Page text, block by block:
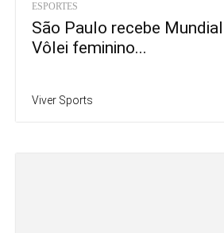
ESPORTES
São Paulo recebe
Vôlei feminino...
Viver Sports